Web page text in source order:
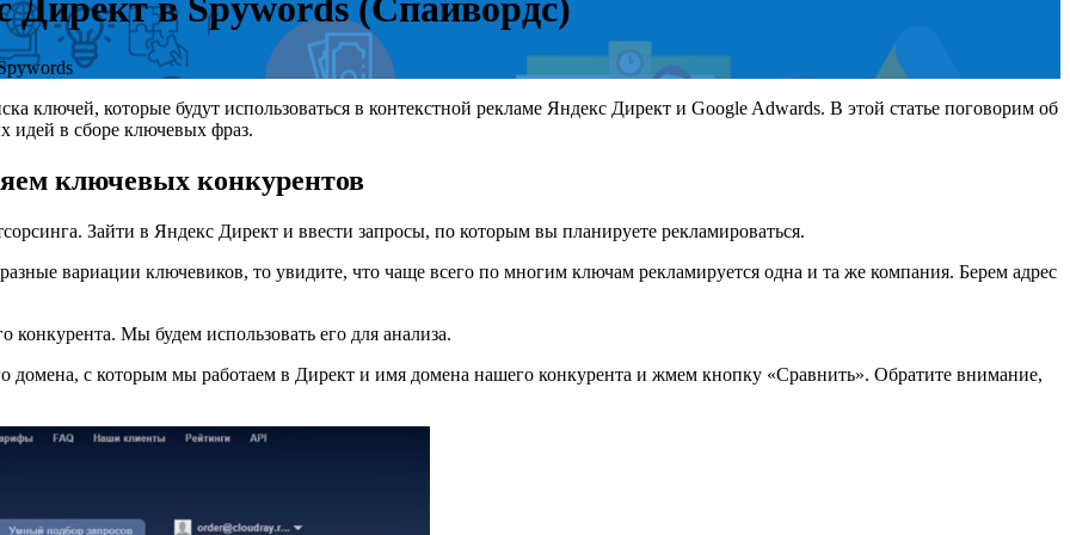
в Spywords (Спайвордс)
ключей, которые будут использоваться в контекстной рекламе Яндекс Директ и Google Adwards. В этой статье поговорим об
идей в сборе ключевых фраз.
ключевых конкурентов
Зайти в Яндекс Директ и ввести запросы, по которым вы планируете рекламироваться.
вариации ключевиков, то увидите, что чаще всего по многим ключам рекламируется одна и та же компания. Берем адрес
Мы будем использовать его для анализа.
домена, с которым мы работаем в Директ и имя домена нашего конкурента и жмем кнопку «Сравнить». Обратите внимание,